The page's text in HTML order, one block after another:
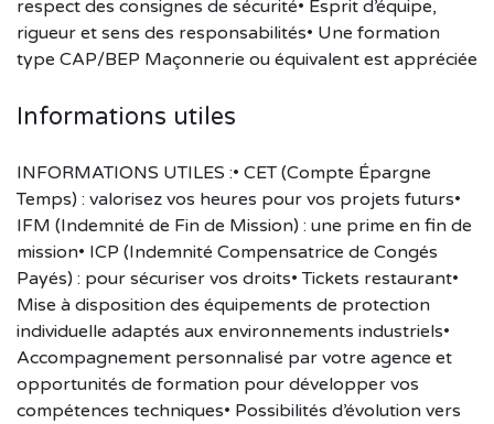
respect des consignes de sécurité• Esprit d’équipe,
rigueur et sens des responsabilités• Une formation
type CAP/BEP Maçonnerie ou équivalent est appréciée
Informations utiles
INFORMATIONS UTILES :• CET (Compte Épargne
Temps) : valorisez vos heures pour vos projets futurs•
IFM (Indemnité de Fin de Mission) : une prime en fin de
mission• ICP (Indemnité Compensatrice de Congés
Payés) : pour sécuriser vos droits• Tickets restaurant•
Mise à disposition des équipements de protection
individuelle adaptés aux environnements industriels•
Accompagnement personnalisé par votre agence et
opportunités de formation pour développer vos
compétences techniques• Possibilités d’évolution vers